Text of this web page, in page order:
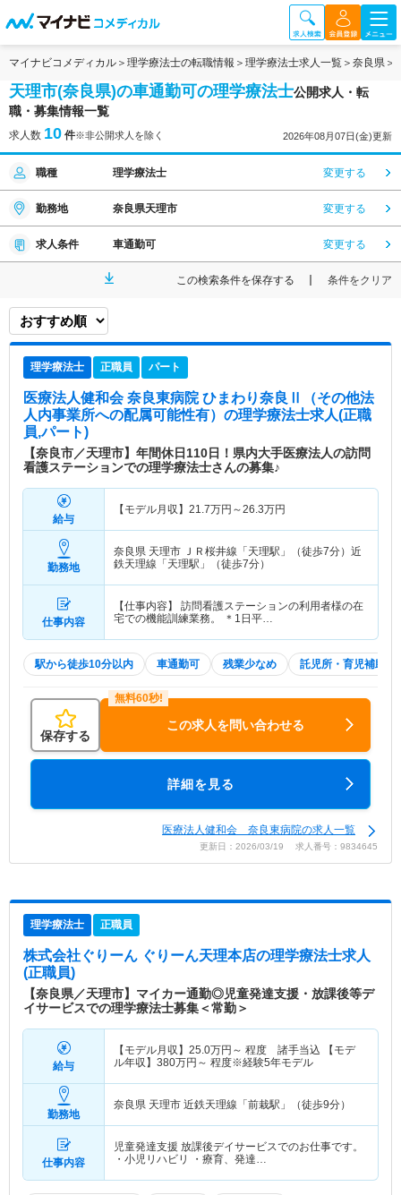
マイナビコメディカル 理学療法士の転職情報 理学療法士求人一覧 奈良県
天理市(奈良県)の車通勤可の理学療法士公開求人・転
職・募集情報一覧
求人数 10 件※非公開求人を除く 2026年08月07日(金)更新
職種 理学療法士 変更する
勤務地 奈良県天理市 変更する
求人条件 車通勤可 変更する
この検索条件を保存する 条件をクリア
理学療法士 正職員 パート
医療法人健和会 奈良東病院 ひまわり奈良Ⅱ（その他法
人内事業所への配属可能性有） の理学療法士求人(正職
員,パート)
【奈良市／天理市】年間休日110日！県内大手医療法人の訪問
看護ステーションでの理学療法士さんの募集♪
給与
【モデル月収】 21.7万円～26.3万円
勤務地
奈良県 天理市 ＪＲ桜井線「天理駅」（徒歩7分）近
鉄天理線「天理駅」（徒歩7分）
仕事内容
【仕事内容】 訪問看護ステーションの利用者様の在
宅での機能訓練業務。 ＊1日平…
駅から徒歩10分以内 車通勤可 残業少なめ 託児所・育児補助
保存する
この求人を問い合わせる
詳細を見る
医療法人健和会 奈良東病院の求人一覧
更新日：2026/03/19 求人番号：9834645
理学療法士 正職員
株式会社ぐりーん ぐりーん天理本店の理学療法士求人
(正職員)
【奈良県／天理市】マイカー通勤◎児童発達支援・放課後等デ
イサービスでの理学療法士募集＜常勤＞
給与
【モデル月収】 25.0万円～ 程度 諸手当込 【モデ
ル年収】 380万円～ 程度※経験5年モデル
勤務地
奈良県 天理市 近鉄天理線「前栽駅」（徒歩9分）
仕事内容
児童発達支援 放課後デイサービスでのお仕事です。
・小児リハビリ ・療育、発達…